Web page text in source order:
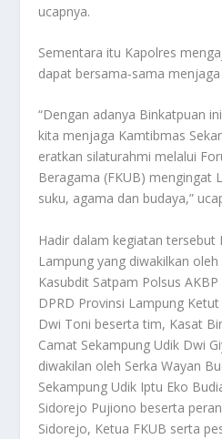
ucapnya.
Sementara itu Kapolres
dapat bersama-sama
“Dengan adanya Binkatpuan
kita menjaga Kamtibmas
eratkan silaturahmi melalui
Beragama (FKUB) mengingat
suku, agama dan budaya,”
Hadir dalam kegiatan tersebut
Lampung yang diwakilkan
Kasubdit Satpam Polsus
DPRD Provinsi Lampung
Dwi Toni beserta tim, Kasat
Camat Sekampung Udik Dwi
diwakilan oleh Serka Wayan
Sekampung Udik Iptu Eko
Sidorejo Pujiono beserta
Sidorejo, Ketua FKUB serta